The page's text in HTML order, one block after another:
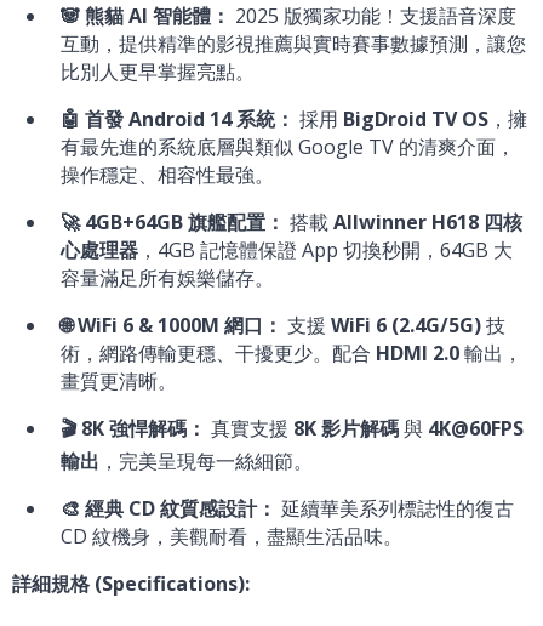
🐼 熊貓 AI 智能體： 2025 版獨家功能！支援語音深度
互動，提供精準的影視推薦與實時賽事數據預測，讓您
比別人更早掌握亮點。
🤖 首發 Android 14 系統： 採用 BigDroid TV OS ，擁
有最先進的系統底層與類似 Google TV 的清爽介面，
操作穩定、相容性最強。
🚀 4GB+64GB 旗艦配置： 搭載Allwinner H618 四核
心處理器 ，4GB 記憶體保證 App 切換秒開，64GB 大
容量滿足所有娛樂儲存。
🌐 WiFi 6 & 1000M 網口： 支援 WiFi 6 (2.4G/5G)技
術，網路傳輸更穩、干擾更少。配合 HDMI 2.0輸出，
畫質更清晰。
🎬 8K 強悍解碼： 真實支援 8K 影片解碼與 4K@60FPS
輸出 ，完美呈現每一絲細節。
🎨 經典 CD 紋質感設計： 延續華美系列標誌性的復古
CD 紋機身，美觀耐看，盡顯生活品味。
詳細規格 (Specifications):